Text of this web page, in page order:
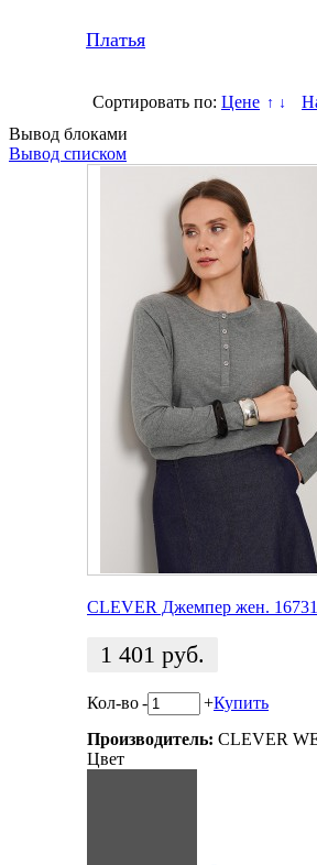
Платья
Сортировать по: Цене ↑ ↓
Вывод блоками
Вывод списком
CLEVER Джемпер жен.
1 401 руб.
Кол-во- +Купить
Производитель: CLEVER
Цвет